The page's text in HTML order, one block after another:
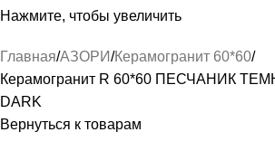
Нажмите, чтобы увеличить
Главная АЗОРИ Керамогранит 60*60
Керамогранит R 60*60 ПЕСЧАНИК
DARK
Вернуться к товарам